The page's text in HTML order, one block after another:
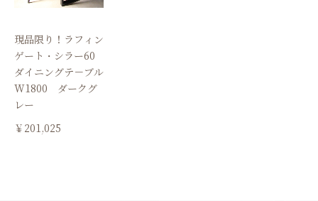
現品限り！ラフィン
ゲート・シラー60
ダイニングテ－ブル
W1800 ダークグ
レー
￥201,025